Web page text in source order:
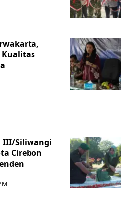
Kualitas
III/Siliwangi
Cirebon